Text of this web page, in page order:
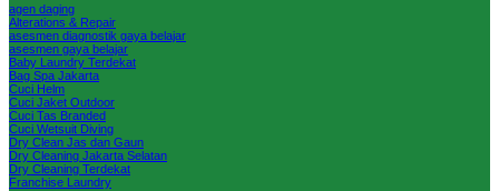
agen daging
Alterations & Repair
asesmen diagnostik gaya belajar
asesmen gaya belajar
Baby Laundry Terdekat
Bag Spa Jakarta
Cuci Helm
Cuci Jaket Outdoor
Cuci Tas Branded
Cuci Wetsuit Diving
Dry Clean Jas dan Gaun
Dry Cleaning Jakarta Selatan
Dry Cleaning Terdekat
Franchise Laundry